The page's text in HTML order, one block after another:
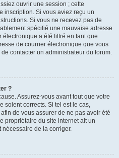
ouvrir une session ; cette
inscription. Si vous aviez reçu un
Si vous ne recevez pas de
spécifié une mauvaise adresse
a été filtré en tant que
de courrier électronique que vous
contacter un administrateur du forum.
?
Assurez-vous avant tout que votre
soient corrects. Si tel est le cas,
de vous assurer de ne pas avoir été
propriétaire du site internet ait un
nécessaire de la corriger.